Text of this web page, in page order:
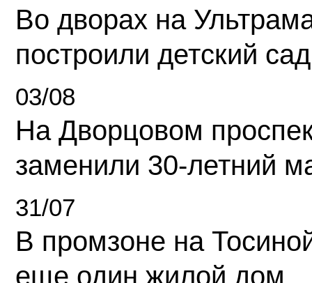
Во дворах на
построили детский сад
03/08
На Дворцовом
заменили 30-летний
31/07
В промзоне на
еще один жилой дом